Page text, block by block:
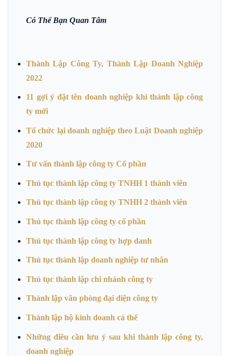
Có Thể Bạn Quan Tâm
Thành Lập Công Ty, Thành Lập Doanh Nghiệp
2022
11 gợi ý đặt tên doanh nghiệp khi thành lập công
ty mới
Tổ chức lại doanh nghiệp theo Luật Doanh nghiệp
2020
Tư vấn thành lập công ty Cổ phần
Thủ tục thành lập công ty TNHH 1 thành viên
Thủ tục thành lập công ty TNHH 2 thành viên
Thủ tục thành lập công ty cổ phần
Thủ tục thành lập công ty hợp danh
Thủ tục thành lập doanh nghiệp tư nhân
Thủ tục thành lập chi nhánh công ty
Thành lập văn phòng đại diện công ty
Thành lập hộ kinh doanh cá thể
Những điều cần lưu ý sau khi thành lập công ty,
doanh nghiệp